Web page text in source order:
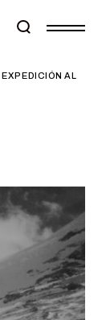
EXPEDICIÓN AL